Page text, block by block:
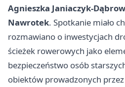
Agnieszka
Nawrotek. Spotkanie miało
rozmawiano o inwestycjach
ścieżek rowerowych jako
bezpieczeństwo osób
obiektów prowadzonych przez